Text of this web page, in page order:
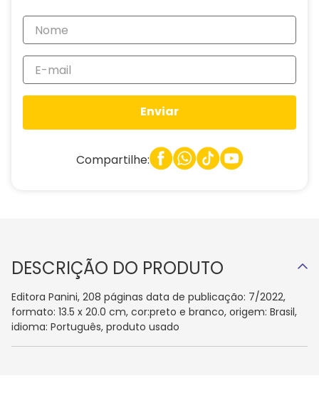
Enviar
Compartilhe:
DESCRIÇÃO DO PRODUTO
Editora Panini, 208 páginas data de publicação: 7/2022,
formato: 13.5 x 20.0 cm, cor:preto e branco, origem: Brasil,
idioma: Português, produto usado